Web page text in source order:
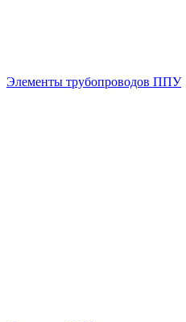
Элементы трубопроводов ППУ